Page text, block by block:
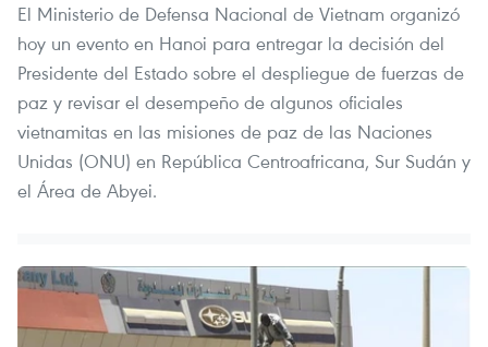
El Ministerio de Defensa Nacional de Vietnam organizó
hoy un evento en Hanoi para entregar la decisión del
Presidente del Estado sobre el despliegue de fuerzas de
paz y revisar el desempeño de algunos oficiales
vietnamitas en las misiones de paz de las Naciones
Unidas (ONU) en República Centroafricana, Sur Sudán y
el Área de Abyei.